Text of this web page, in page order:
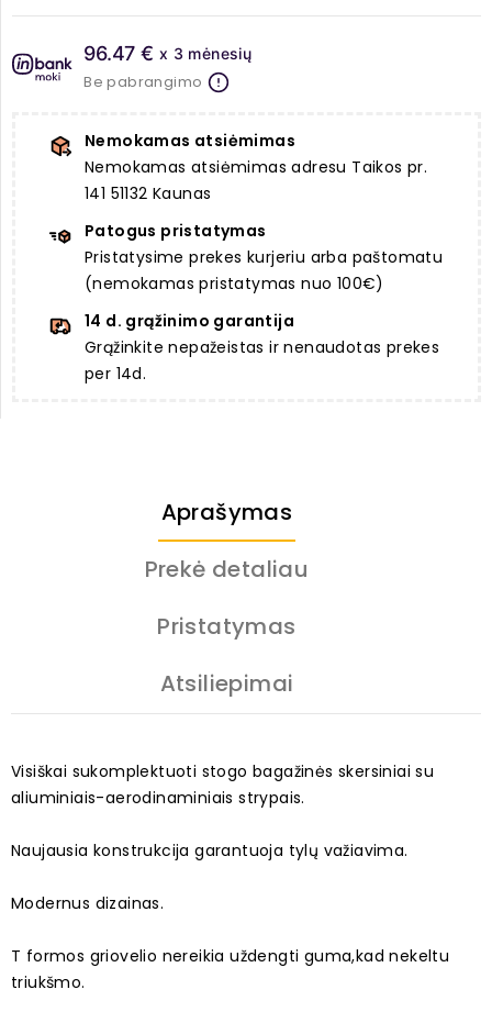
96.47 € x 3 mėnesių
Be pabrangimo
Nemokamas atsiėmimas
Nemokamas atsiėmimas adresu Taikos pr.
141 51132 Kaunas
Patogus pristatymas
Pristatysime prekes kurjeriu arba paštomatu
(nemokamas pristatymas nuo 100€)
14 d. grąžinimo garantija
Grąžinkite nepažeistas ir nenaudotas prekes
per 14d.
Aprašymas
Prekė detaliau
Pristatymas
Atsiliepimai
Visiškai sukomplektuoti stogo bagažinės skersiniai su
aliuminiais-aerodinaminiais strypais.
Naujausia konstrukcija garantuoja tylų važiavima.
Modernus dizainas.
T formos griovelio nereikia uždengti guma,kad nekeltu
triukšmo.